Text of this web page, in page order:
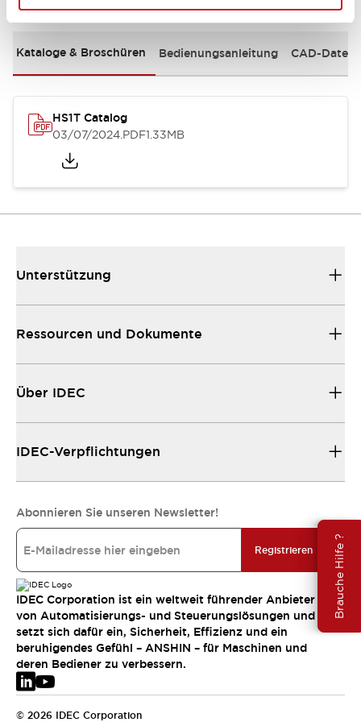
Brauche Hilfe ?
Kataloge & Broschüren Bedienungsanleitung CAD-
HS1T Catalog
03/07/2024.PDF1.33MB
Unterstützung
Ressourcen und Dokumente
Über IDEC
IDEC-Verpflichtungen
Abonnieren Sie unseren Newsletter!
Registrieren
IDEC Corporation ist ein weltweit führender Anbieter
von Automatisierungs- und Steuerungslösungen und
setzt sich dafür ein, Sicherheit, Effizienz und ein
beruhigendes Gefühl – ANSHIN – für Maschinen und
deren Bediener zu verbessern.
© 2026 IDEC Corporation